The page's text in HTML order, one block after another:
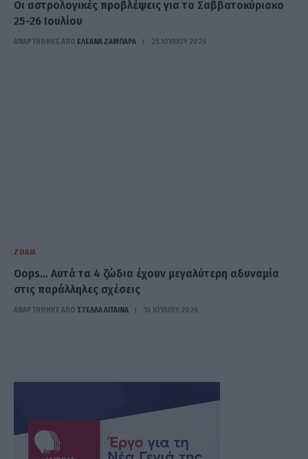
Oι αστρολογικές προβλέψεις για το Σαββατοκύριακο
25-26 Ιουλίου
ΑΝΑΡΤΗΘΗΚΕ ΑΠΟ ΕΛΕΑΝΑ ΖΑΜΠΑΡΑ 25 ΙΟΥΛΊΟΥ 2026
ΖΏΔΙΑ
Oops… Αυτά τα 4 ζώδια έχουν μεγαλύτερη αδυναμία
στις παράλληλες σχέσεις
ΑΝΑΡΤΗΘΗΚΕ ΑΠΟ ΣΤΈΛΛΑ ΛΊΤΑΙΝΑ 16 ΙΟΥΛΊΟΥ 2026